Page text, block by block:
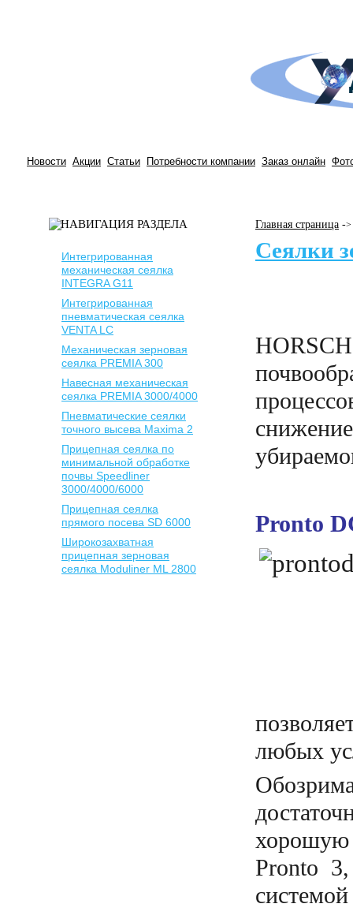
Новости Акции Статьи Потребности компании Заказ онлайн
Главная страница ->
Интегрированная
механическая сеялка
INTEGRA G11
Интегрированная
пневматическая сеялка
VENTA LC
Механическая зерновая
сеялка PREMIA 300
Навесная механическая
сеялка PREMIA 3000/4000
Пневматические сеялки
точного высева Maxima 2
Прицепная сеялка по
минимальной обработке
почвы Speedliner
3000/4000/6000
Прицепная сеялка
прямого посева SD 6000
Широкозахватная
прицепная зерновая
сеялка Moduliner ML 2800
Сеялки
Pronto
любых
хорошую
Pronto